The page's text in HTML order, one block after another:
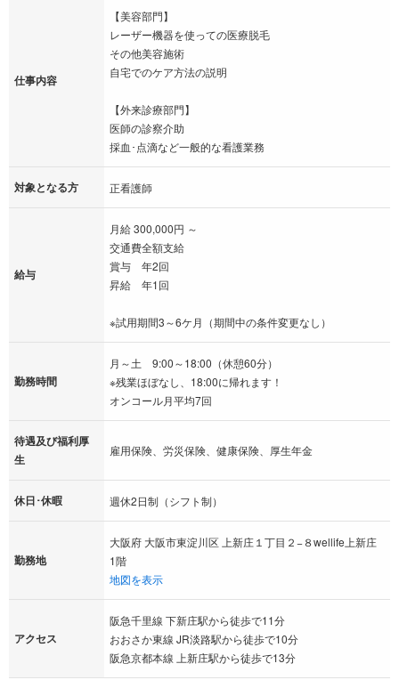
仕事内容
【美容部門】
レーザー機器を使っての医療脱毛
その他美容施術
自宅でのケア方法の説明
【外来診療部門】
医師の診察介助
採血･点滴など一般的な看護業務
対象となる方 正看護師
給与
月給 300,000円 ～
交通費全額支給
賞与 年2回
昇給 年1回
※試用期間3～6ケ月（期間中の条件変更なし）
勤務時間
月～土 9:00～18:00（休憩60分）
※残業ほぼなし、18:00に帰れます！
オンコール月平均7回
待遇及び福利厚
生
雇用保険、労災保険、健康保険、厚生年金
休日･休暇 週休2日制（シフト制）
勤務地
大阪府 大阪市東淀川区 上新庄１丁目２−８wellife上新庄
1階
地図を表示
アクセス
阪急千里線 下新庄駅から徒歩で11分
おおさか東線 JR淡路駅から徒歩で10分
阪急京都本線 上新庄駅から徒歩で13分